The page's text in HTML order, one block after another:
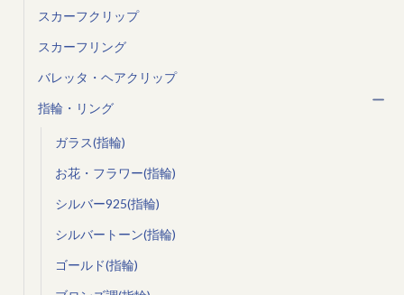
スカーフクリップ
スカーフリング
バレッタ・ヘアクリップ
指輪・リング
ガラス(指輪)
お花・フラワー(指輪)
シルバー925(指輪)
シルバートーン(指輪)
ゴールド(指輪)